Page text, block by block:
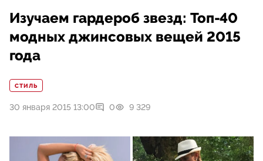
Изучаем гардероб звезд: Топ-40
модных джинсовых вещей 2015
года
СТИЛЬ
30 января 2015 13:00 0 9 329